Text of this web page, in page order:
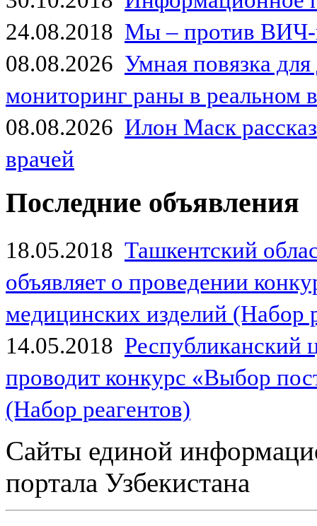
24.08.2018 Мы – против
08.08.2026 Умная повязка
мониторинг раны в реальном
08.08.2026 Илон Маск
врачей
Последние объявления
18.05.2018 Ташкентский
объявляет о проведении
медицинских изделий (Набор
14.05.2018
проводит конкурс «Выбор
(Набор реагентов)
Сайты единой
портала Узбекистана